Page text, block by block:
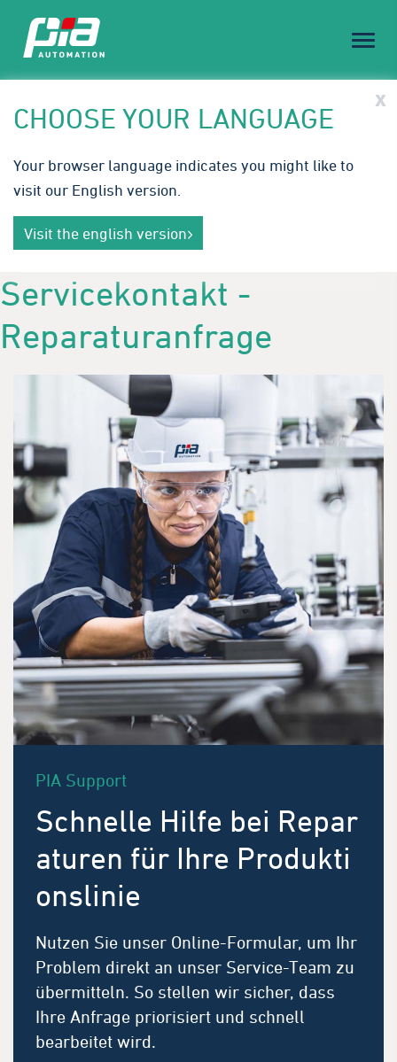
Toggle
Stufe der Automation.
Mit intelligenter, adaptiver Robotik schaffen wir
neue Effizienz‑ und Flexibilitätsstandards für die
Produktion von morgen.
Mehr erfahren
Servicekontakt -
Reparaturanfrage
PIA Support
Schnelle Hilfe bei Repar
aturen für Ihre Produkti
onslinie
Nutzen Sie unser Online-Formular, um Ihr
Problem direkt an unser Service-Team zu
übermitteln. So stellen wir sicher, dass
Ihre Anfrage priorisiert und schnell
bearbeitet wird.
CHOOSE YOUR LANGUAGE
Your browser language indicates you might like to
visit our English version.
Visit the english version
x